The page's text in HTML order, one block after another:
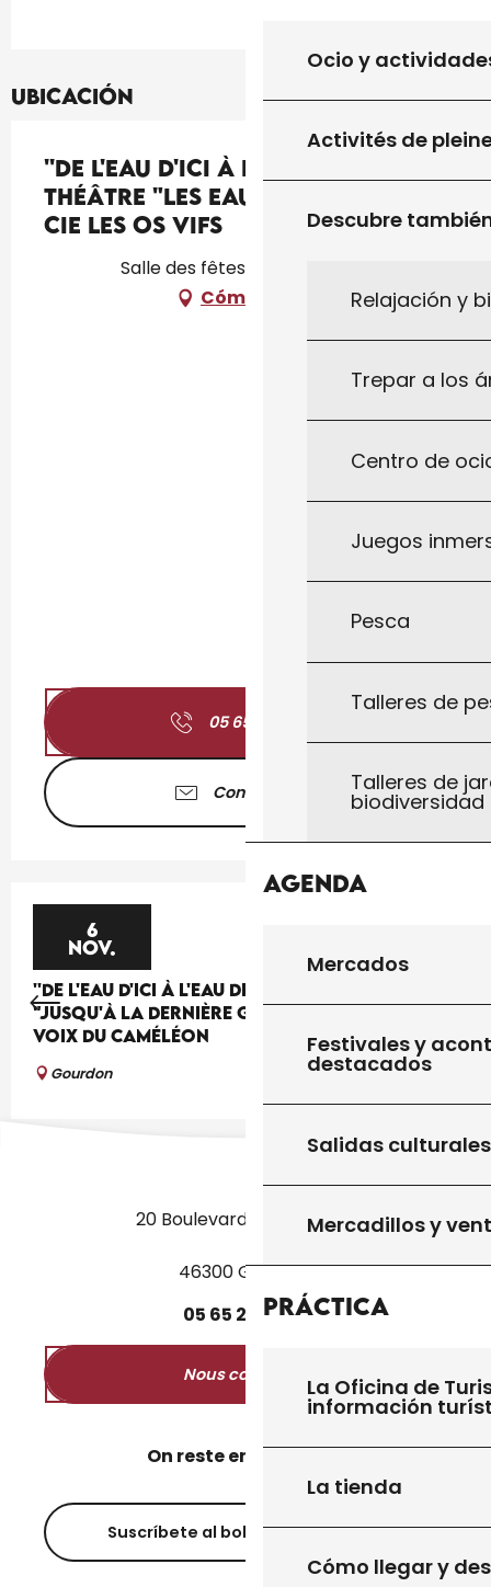
Ocio y
Activités de
Descubre
Relajación y
Trepar a los
Centro de
Juegos
Pesca
Talleres de
Talleres de
biodiversidad
Agenda
Mercados
Festivales y
destacados
Salidas culturales
Mercadillos y
Práctica
La Oficina de
información
La tienda
Cómo llegar y
Ubicación
''De l'eau d'ici à l'eau de là'' :
théâtre "Les Eaux vives" par la
Cie Les Os Vifs
Salle des fêtes, 46300 Fajoles
Cómo llegar
05 65 41 30
Contáctenos
6
NOV.
''DE L'EAU D'ICI À L'EAU DE LÀ'' : THÉÂTRE
"JUSQU'À LA DERNIÈRE GOUTTE" PAR LA CIE LES
VOIX DU CAMÉLÉON
Gourdon
20 Boulevard des Martyrs
46300 Gourdon
05 65 27 5250
Nous contacter
On reste en contact ?
Suscríbete al boletín informativo